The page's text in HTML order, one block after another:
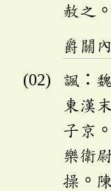
赦之
爵關
諷：
東漢
子京
樂衛
操。